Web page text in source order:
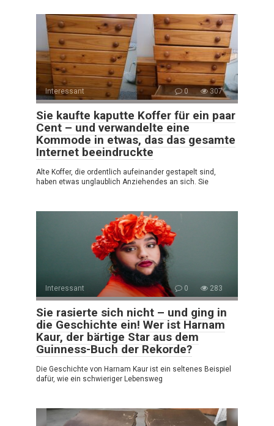
Interessant 0 307
Sie kaufte kaputte Koffer für ein paar
Cent – und verwandelte eine
Kommode in etwas, das das gesamte
Internet beeindruckte
Alte Koffer, die ordentlich aufeinander gestapelt sind,
haben etwas unglaublich Anziehendes an sich. Sie
Interessant 0 283
Sie rasierte sich nicht – und ging in
die Geschichte ein! Wer ist Harnam
Kaur, der bärtige Star aus dem
Guinness-Buch der Rekorde?
Die Geschichte von Harnam Kaur ist ein seltenes Beispiel
dafür, wie ein schwieriger Lebensweg